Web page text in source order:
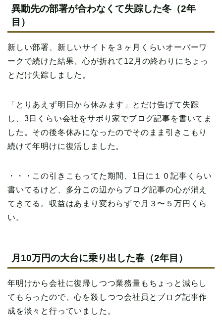
異動先の部署が合わなくて失踪した冬（2年
目）
新しい部署、新しいサイトを３ヶ月くらいオーバーワ
ークで続けた結果、心が折れて12月の終わりにちょっ
とだけ失踪しました。
「とりあえず明日から休みます」とだけ告げて失踪
し、3日くらい会社をサボり家でブログ記事を書いてま
した。その後冬休みになったのでそのまま引きこもり
続けて年明けに復活しました。
・・・この引きこもってた期間、1日に１０記事くらい
書いてるけど、多分この辺からブログ記事の心が消え
てきてる。収益はあまり変わらずで月３〜５万円くら
い。
月10万円の大台に乗り出した春（2年目）
年明けから会社に復帰しつつ業務量もちょっと減らし
てもらったので、心を殺しつつ会社員とブログ記事作
成を淡々と行っていました。